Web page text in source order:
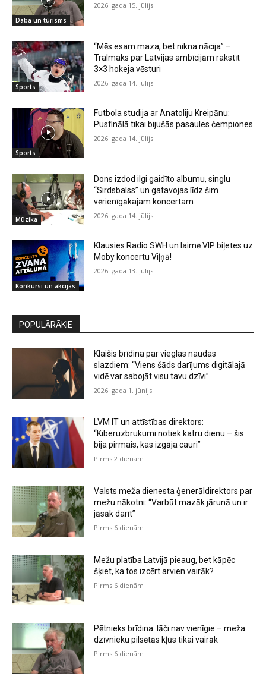
Daba un tūrisms
2026. gada 15. jūlijs
Sports
“Mēs esam maza, bet nikna nācija” –
Tralmaks par Latvijas ambīcijām rakstīt
3×3 hokeja vēsturi
2026. gada 14. jūlijs
Sports
Futbola studija ar Anatoliju Kreipānu:
Pusfinālā tikai bijušās pasaules čempiones
2026. gada 14. jūlijs
Mūzika
Dons izdod ilgi gaidīto albumu, singlu
“Sirdsbalss” un gatavojas līdz šim
vērienīgākajam koncertam
2026. gada 14. jūlijs
Konkursi un akcijas
Klausies Radio SWH un laimē VIP biļetes uz
Moby koncertu Viļņā!
2026. gada 13. jūlijs
POPULĀRĀKIE
Klaišis brīdina par vieglas naudas
slazdiem: “Viens šāds darījums digitālajā
vidē var sabojāt visu tavu dzīvi”
2026. gada 1. jūnijs
LVM IT un attīstības direktors:
“Kiberuzbrukumi notiek katru dienu – šis
bija pirmais, kas izgāja cauri”
Pirms 2 dienām
Valsts meža dienesta ģenerāldirektors par
mežu nākotni: “Varbūt mazāk jārunā un ir
jāsāk darīt”
Pirms 6 dienām
Mežu platība Latvijā pieaug, bet kāpēc
šķiet, ka tos izcērt arvien vairāk?
Pirms 6 dienām
Pētnieks brīdina: lāči nav vienīgie – meža
dzīvnieku pilsētās kļūs tikai vairāk
Pirms 6 dienām